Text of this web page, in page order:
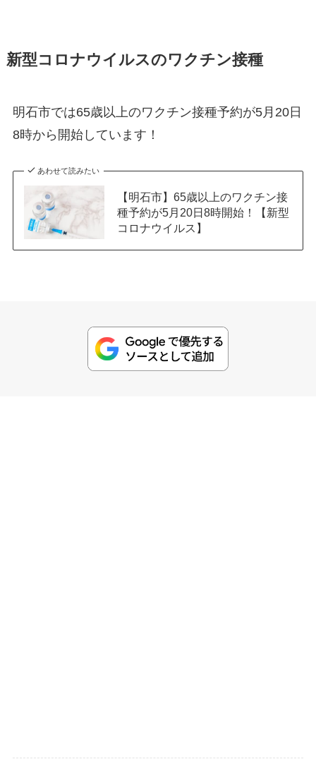
新型コロナウイルスのワクチン接種
明石市では65歳以上のワクチン接種予約が5月20日
8時から開始しています！
あわせて読みたい
【明石市】65歳以上のワクチン接
種予約が5月20日8時開始！【新型
コロナウイルス】